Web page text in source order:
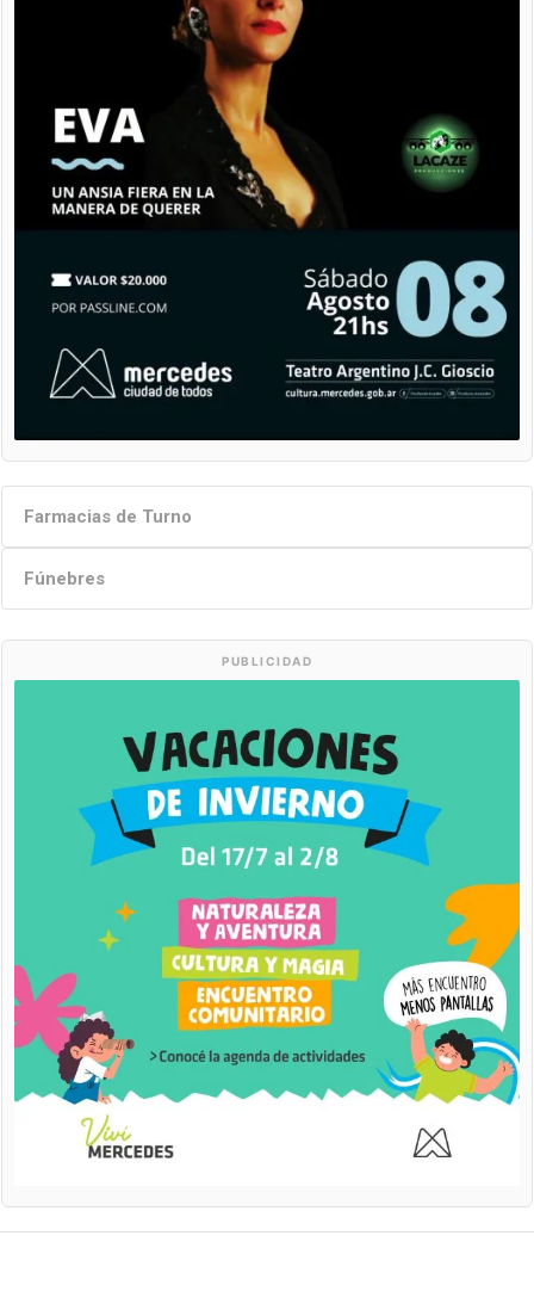
Farmacias de Turno
Fúnebres
PUBLICIDAD